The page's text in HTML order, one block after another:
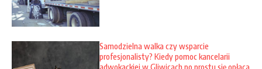
Samodzielna walka czy wsparcie
profesjonalisty? Kiedy pomoc kancelarii
adwokackiej w Gliwicach po prostu się opłaca